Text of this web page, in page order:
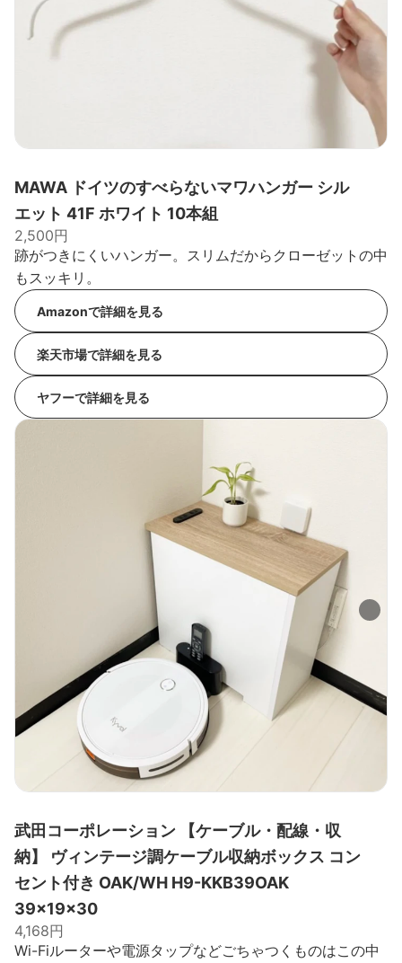
MAWA ドイツのすべらないマワハンガー シル
エット 41F ホワイト 10本組
2,500円
跡がつきにくいハンガー。スリムだからクローゼットの中
もスッキリ。
Amazonで詳細を見る
楽天市場で詳細を見る
ヤフーで詳細を見る
武田コーポレーション 【ケーブル・配線・収
納】 ヴィンテージ調ケーブル収納ボックス コン
セント付き OAK/WH H9-KKB39OAK
39×19×30
4,168円
Wi-Fiルーターや電源タップなどごちゃつくものはこの中